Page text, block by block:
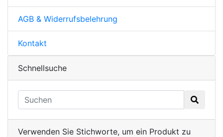
AGB & Widerrufsbelehrung
Kontakt
Schnellsuche
Verwenden Sie Stichworte, um ein Produkt zu